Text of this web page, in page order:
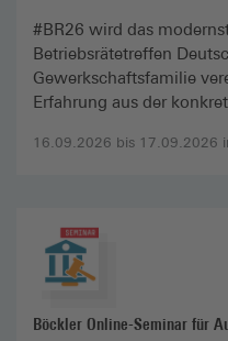
16.09.2026 bis 17.09.2026
#BR26 wird das
Betriebsrätetreffen
Gewerkschaftsfamilie
Erfahrung aus der
Böckler Online-Seminar für